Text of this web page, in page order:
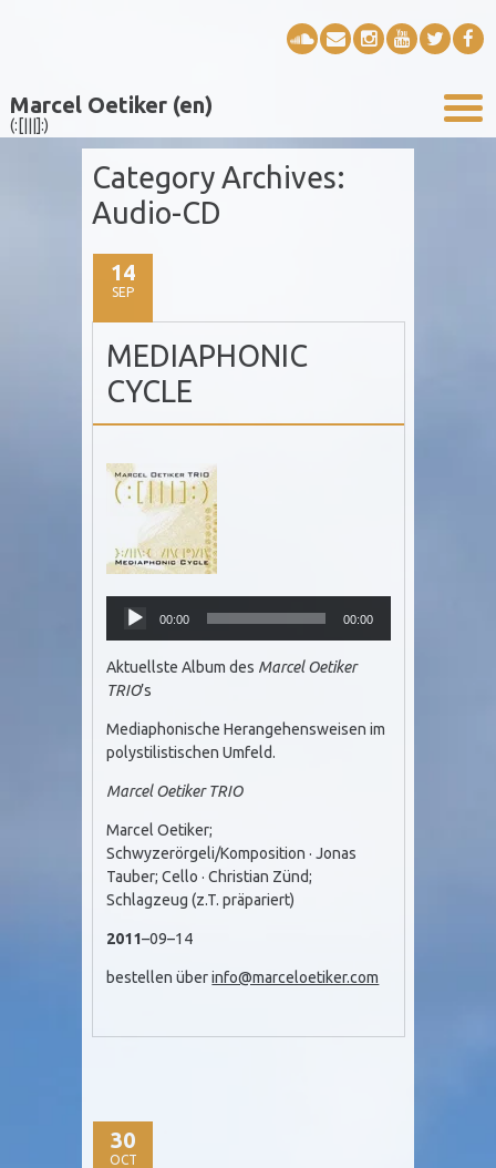
Marcel Oetiker (en)
(:[|||]:)
Category Archives:
Audio-CD
14
SEP
MEDIAPHONIC
CYCLE
Audio
Player
00:00 00:00
Aktuellste Album des Marcel Oetiker
TRIO’s
Mediaphonische Herangehensweisen im
polystilistischen Umfeld.
Marcel Oetiker TRIO
Marcel Oetiker;
Schwyzerörgeli/Komposition · Jonas
Tauber; Cello · Christian Zünd;
Schlagzeug (z.T. präpariert)
2011–09–14
bestellen überinfo@marceloetiker.com
30
OCT